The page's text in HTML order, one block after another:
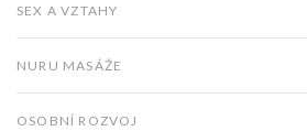
SEX A VZTAHY
NURU MASÁŽE
OSOBNÍ ROZVOJ